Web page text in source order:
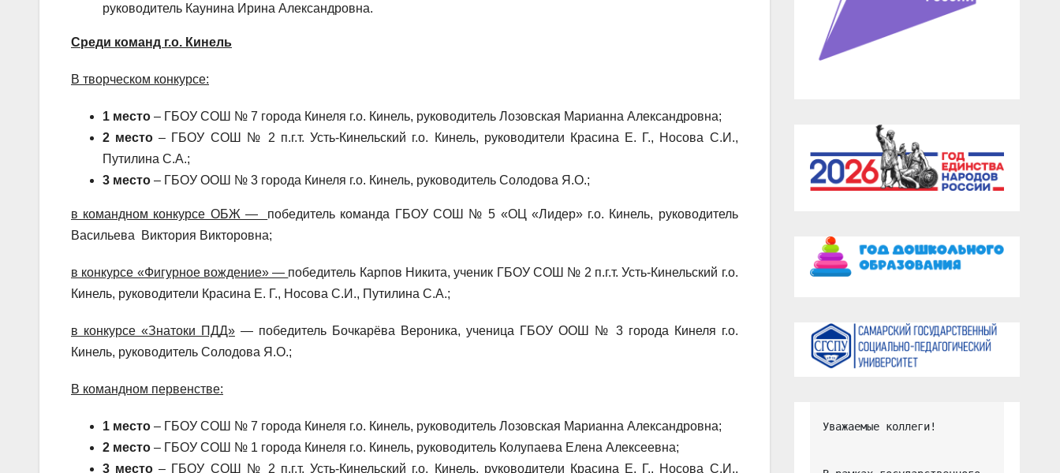
руководитель Каунина Ирина Александровна.
Среди команд г.о. Кинель
В творческом конкурсе:
1 место – ГБОУ СОШ № 7 города Кинеля г.о. Кинель, руководитель Лозовская Марианна Александровна;
2 место – ГБОУ СОШ № 2 п.г.т. Усть-Кинельский г.о. Кинель, руководители Красина Е. Г., Носова С.И.,
Путилина С.А.;
3 место – ГБОУ ООШ № 3 города Кинеля г.о. Кинель, руководитель Солодова Я.О.;
в командном конкурсе ОБЖ — победитель команда ГБОУ СОШ № 5 «ОЦ «Лидер» г.о. Кинель, руководитель
Васильева Виктория Викторовна;
в конкурсе «Фигурное вождение» — победитель Карпов Никита, ученик ГБОУ СОШ № 2 п.г.т. Усть-Кинельский г.о.
Кинель, руководители Красина Е. Г., Носова С.И., Путилина С.А.;
в конкурсе «Знатоки ПДД»— победитель Бочкарёва Вероника, ученица ГБОУ ООШ № 3 города Кинеля г.о.
Кинель, руководитель Солодова Я.О.;
В командном первенстве:
1 место – ГБОУ СОШ № 7 города Кинеля г.о. Кинель, руководитель Лозовская Марианна Александровна;
2 место – ГБОУ СОШ № 1 города Кинеля г.о. Кинель, руководитель Колупаева Елена Алексеевна;
3 место – ГБОУ СОШ № 2 п.г.т. Усть-Кинельский г.о. Кинель, руководители Красина Е. Г., Носова С.И.,
Уважаемые коллеги!